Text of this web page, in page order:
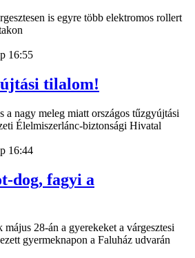
is egyre több elektromos rollert
16:55
tilalom!
a nagy meleg miatt országos tűzgyújtási
Élelmiszerlánc-biztonsági Hivatal
16:44
dog, fagyi a
28-án a gyerekeket a várgesztesi
gyermeknapon a Faluház udvarán